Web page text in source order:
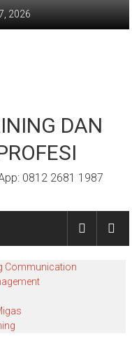
2026
DAN
0812 2681 1987
Communication